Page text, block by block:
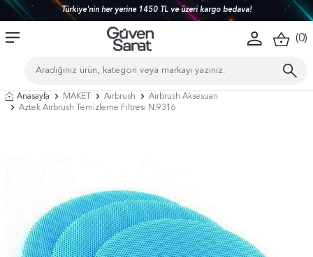
Türkiye'nin her yerine 1450 TL ve üzeri kargo bedava!
(0)
Anasayfa MAKET Airbrush
Airbrush Aksesuarı
Aztek Airbrush Temizleme Filtresi N:9316